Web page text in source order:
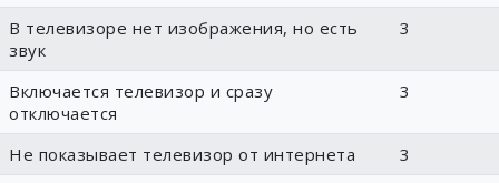
В телевизоре нет изображения, но есть
звук
3
Включается телевизор и сразу
отключается
3
Не показывает телевизор от интернета
3